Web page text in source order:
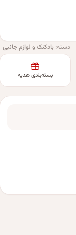
دسته: بادکنک و لوازم جانبی
بسته‌بندی هدیه